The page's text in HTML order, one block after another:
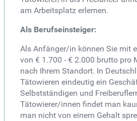
am Arbeitsplatz erlernen.
Als Berufseinsteiger:
Als Anfänger/in können Sie mit
von € 1.700 - € 2.000 brutto pro
nach Ihrem Standort. In
Tätowieren eindeutig ein
Selbstständigen und
Tätowierer/innen findet man
man nicht von einem Gehalt